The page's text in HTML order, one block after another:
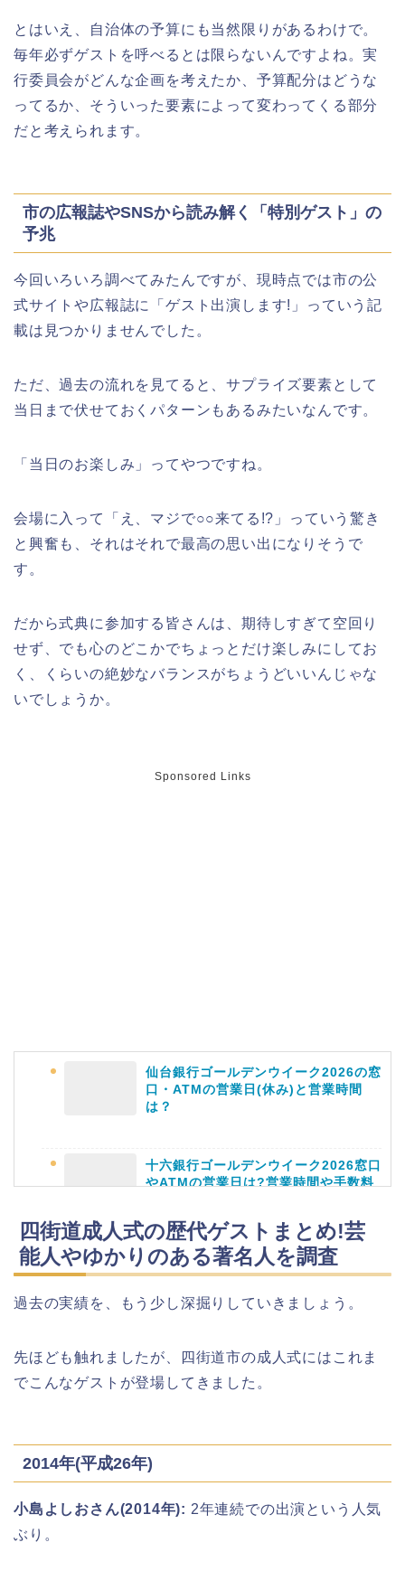
角館桜まつり2026の屋台(出店)やライ
トアップは?駐車場も調査!
津山さくらまつり2026の花火や屋台
(出店)の時間はいつから?混雑状況も!
とはいえ、自治体の予算にも当然限りがあるわけで。
毎年必ずゲストを呼べるとは限らないんですよね。実
行委員会がどんな企画を考えたか、予算配分はどうな
ってるか、そういった要素によって変わってくる部分
だと考えられます。
市の広報誌やSNSから読み解く「特別ゲスト」の
予兆
今回いろいろ調べてみたんですが、現時点では市の公
式サイトや広報誌に「ゲスト出演します!」っていう記
載は見つかりませんでした。
ただ、過去の流れを見てると、サプライズ要素として
当日まで伏せておくパターンもあるみたいなんです。
「当日のお楽しみ」ってやつですね。
会場に入って「え、マジで○○来てる!?」っていう驚き
と興奮も、それはそれで最高の思い出になりそうで
す。
だから式典に参加する皆さんは、期待しすぎて空回り
せず、でも心のどこかでちょっとだけ楽しみにしてお
く、くらいの絶妙なバランスがちょうどいいんじゃな
いでしょうか。
Sponsored Links
仙台銀行ゴールデンウイーク2026の窓
口・ATMの営業日(休み)と営業時間
は？
十六銀行ゴールデンウイーク2026窓口
やATMの営業日は?営業時間や手数料
業日や休みは?ATM手数料も調査!
千葉銀行ゴールデンウィーク2026の
海遊館GW(ゴールデンウィーク)の混
雑(混み具合)状況はどうなる?
四街道成人式の歴代ゲストまとめ!芸
能人やゆかりのある著名人を調査
過去の実績を、もう少し深掘りしていきましょう。
先ほども触れましたが、四街道市の成人式にはこれま
でこんなゲストが登場してきました。
2014年(平成26年)
小島よしおさん(2014年): 2年連続での出演という人気
ぶり。